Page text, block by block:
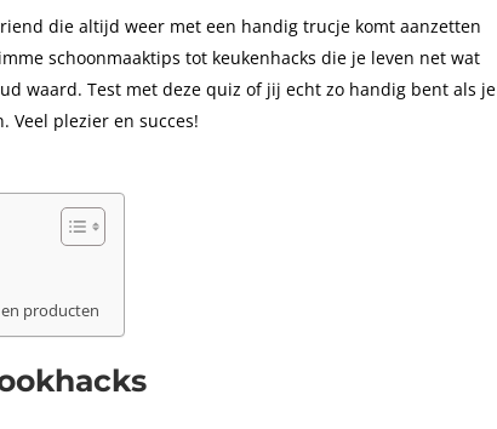
die altijd weer met een handig trucje komt aanzetten
schoonmaaktips tot keukenhacks die je leven net wat
waard. Test met deze quiz of jij echt zo handig bent als je
Veel plezier en succes!
producten